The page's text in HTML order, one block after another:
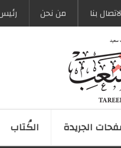
بنا من نحن
الجریدة الكُتاب